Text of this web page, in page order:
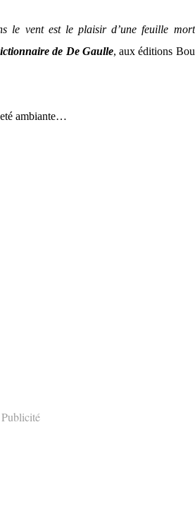
le vent est le plaisir d’une feuille
de De Gaulle, aux éditions
ambiante…
Publicité